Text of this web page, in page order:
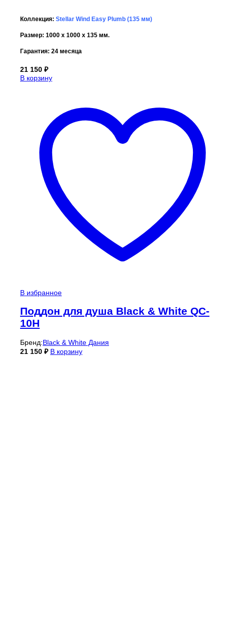
Коллекция: Stellar Wind Easy Plumb (135 мм)
Размер: 1000 x 1000 x 135 мм.
Гарантия: 24 месяца
21 150 ₽
В корзину
В избранное
Поддон для душа Black & White QC-
10H
Бренд:Black & White Дания
21 150 ₽ В корзину